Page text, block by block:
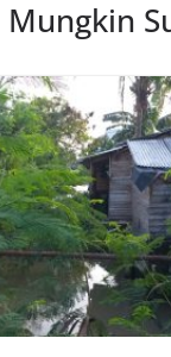
Mungkin